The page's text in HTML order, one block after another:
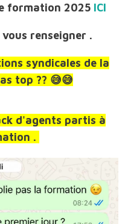
formation 2025 ICI
renseigner .
syndicales de la
top ?? 😅😅
d'agents partis à
.